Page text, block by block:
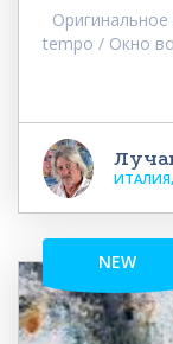
Оригинальное
tempo / Окно
NEW